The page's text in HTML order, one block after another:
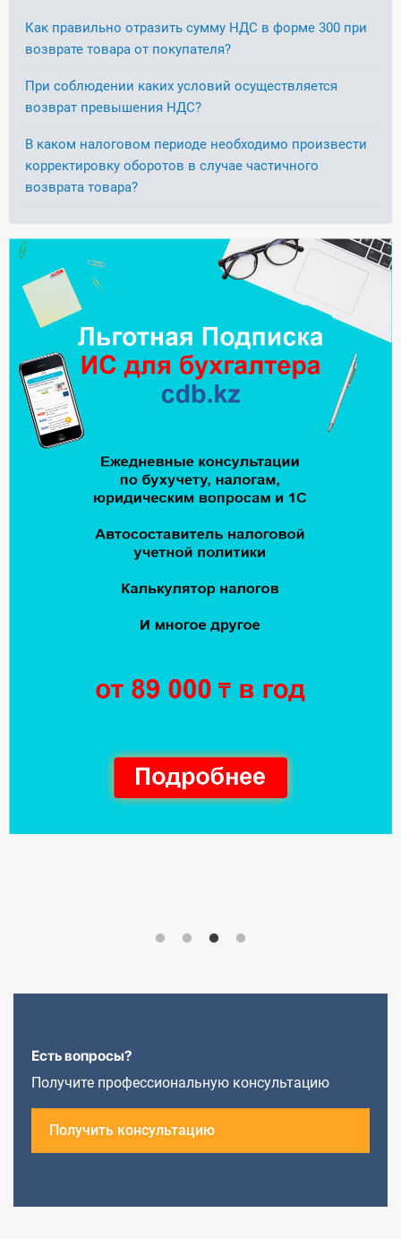
Как правильно отразить сумму НДС в форме 300 при
возврате товара от покупателя?
При соблюдении каких условий осуществляется
возврат превышения НДС?
В каком налоговом периоде необходимо произвести
корректировку оборотов в случае частичного
возврата товара?
Есть вопросы?
Получите профессиональную консультацию
Получить консультацию